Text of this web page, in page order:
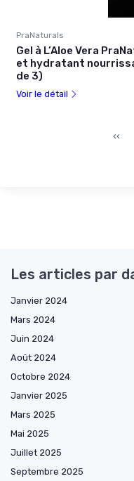
PraNaturals
Gel à L’Aloe Vera
et hydratant
de 3)
Voir le détail
‹‹
Les articles par
Janvier 2024
Mars 2024
Juin 2024
Août 2024
Octobre 2024
Janvier 2025
Mars 2025
Mai 2025
Juillet 2025
Septembre 2025